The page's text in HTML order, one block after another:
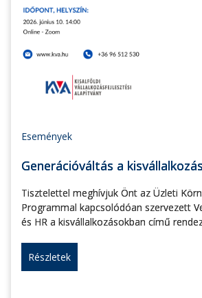
Események
Generációváltás a
Tisztelettel meghívjuk Önt az Üzleti
Programmal kapcsolódóan szervezett
és HR a kisvállalkozásokban című
Részletek